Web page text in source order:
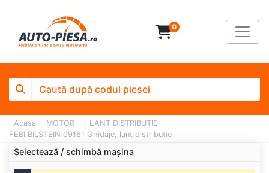
0
Acasa MOTOR
LANT DISTRIBUTIE
FEBI BILSTEIN 09161 Ghidaje, lant distributie
Selectează / schimbă mașina